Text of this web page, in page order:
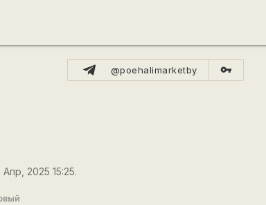
@poehalimarketby vpn_key
2025 15:25.